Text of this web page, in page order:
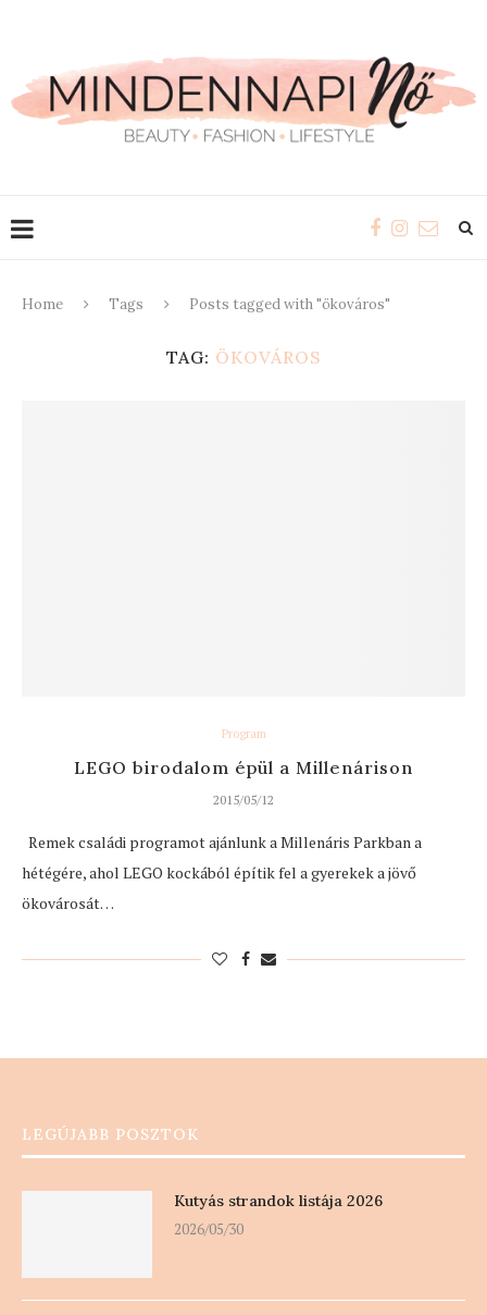
Home Tags Posts tagged with "ökováros"
TAG: ÖKOVÁROS
Program
LEGO birodalom épül a Millenárison
2015/05/12
Remek családi programot ajánlunk a Millenáris Parkban a
hétégére, ahol LEGO kockából építik fel a gyerekek a jövő
ökovárosát…
LEGÚJABB POSZTOK
Kutyás strandok listája 2026
2026/05/30